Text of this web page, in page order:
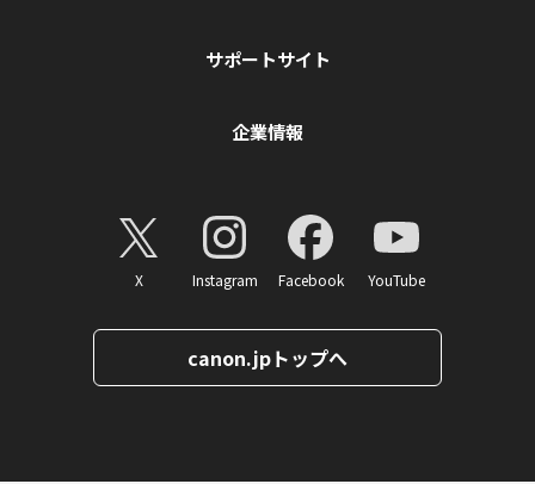
サポートサイト
企業情報
X Instagram Facebook YouTube
canon.jpトップへ